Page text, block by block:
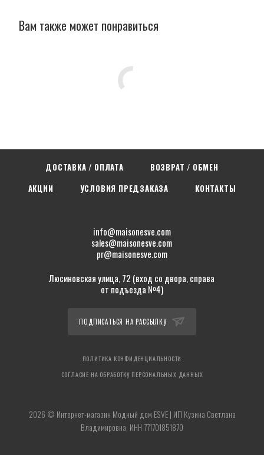
Вам также может понравиться
ДОСТАВКА / ОПЛАТА
ВОЗВРАТ / ОБМЕН
АКЦИИ
УСЛОВИЯ ПРЕДЗАКАЗА КОНТАКТЫ
info@maisonesve.com
sales@maisonesve.com
pr@maisonesve.com
Люсиновская улица, 72 (вход со двора, справа
от подъезда №4)
ПОДПИСАТЬСЯ НА РАССЫЛКУ
ПОЛИТИКА КОНФИДЕНЦИАЛЬНОСТИ
СОГЛАСИЕ НА ОБРАБОТКУ ПЕРСОНАЛЬНЫХ ДАННЫХ
2026 © Интернет-магазин Модный дом ESVE | ИП Кузина Светлана
Владимировна, ИНН 771701851870